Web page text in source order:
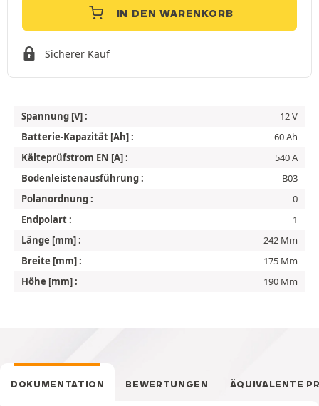
IN DEN WARENKORB
Sicherer Kauf
Spannung [V] :
12 V
Batterie-Kapazität [Ah] :
60 Ah
Kälteprüfstrom EN [A] :
540 A
Bodenleistenausführung :
B03
Polanordnung :
0
Endpolart :
1
Länge [mm] :
242 Mm
Breite [mm] :
175 Mm
Höhe [mm] :
190 Mm
DOKUMENTATION BEWERTUNGEN ÄQUIVALENTE